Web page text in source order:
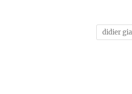
didier